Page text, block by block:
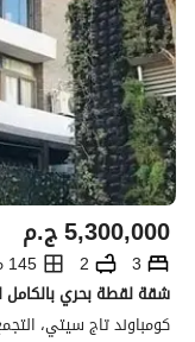
ج.م5,300,000
3
2
145 متر مربع
كومباوند تاج سيتي،